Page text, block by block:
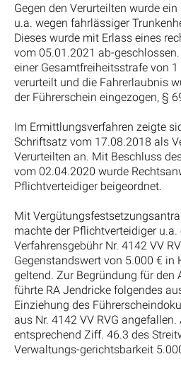
Gegen den Verurteilten wurde
u.a. wegen fahrlässiger
Dieses wurde mit Erlass eines
vom 05.01.2021 ab-
einer Gesamtfreiheitsstrafe von
verurteilt und die Fahrerlaubnis
der Führerschein eingezogen, §
Im Ermittlungsverfahren zeigte
Schriftsatz vom 17.08.2018 als
Verurteilten an. Mit Beschluss
vom 02.04.2020 wurde
Pflichtverteidiger beigeordnet.
Mit
machte der Pflichtverteidiger u.a.
Verfahrensgebühr Nr. 4142 VV
Gegenstandswert von 5.000 € in
geltend. Zur Begründung für den
führte RA Jendricke folgendes
Einziehung des
aus Nr. 4142 VV RVG
entsprechend Ziff. 46.3 des
Verwaltungs-gerichtsbarkeit